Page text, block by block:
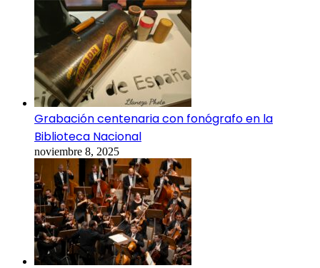
Grabación centenaria con fonógrafo en la
Biblioteca Nacional
noviembre 8, 2025